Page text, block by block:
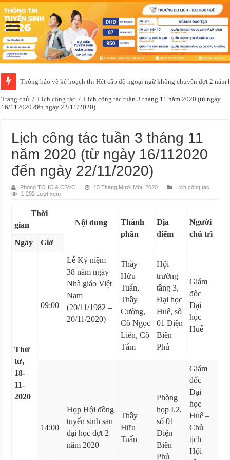
Thông báo về kế hoạch thi Hết cấp độ ngoại ngữ không chuyên đợt 2 năm
Trang chủ / Lịch công tác / Lịch công tác tuần 3 tháng 11 năm 2020 (từ ngày
16/112020 đến ngày 22/11/2020)
Lịch công tác tuần 3 tháng 11
năm 2020 (từ ngày 16/112020
đến ngày 22/11/2020)
Phòng TCHC & CSVC 13 Tháng Mười Một, 2020
Lịch công tác
1,202 Lượt xem
Thời
gian
Nội dung
Thành
phần
Địa
điểm
Người
chủ trì
Ngày
Giờ
Thứ
tư,
18-
11-
2020
09:00
Lễ Kỷ niệm
38 năm ngày
Nhà giáo Việt
Nam
(20/11/1982 –
20/11/2020)
Thầy
Hữu
Tuấn,
Thầy
Cường,
Cô Ngọc
Liên, Cô
Tám
Hội
trường
tầng 3,
Đại học
Huế, số
01 Điện
Biên
Phủ
Giám
đốc
Đại
học
Huế
14:00
Họp Hội đồng
tuyển sinh sau
đại học đợt 2
năm 2020
Thầy
Hữu
Tuấn
Phòng
họp I.2,
số 01
Điện
Biên
Phủ
Giám
đốc
Đại
học
Huế –
Chủ
tịch
Hội